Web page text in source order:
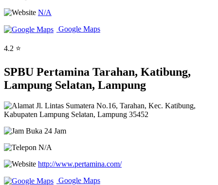
N/A
Google Maps
4.2 ⭐
SPBU Pertamina Tarahan, Katibung,
Lampung Selatan, Lampung
Jl. Lintas Sumatera No.16, Tarahan, Kec. Katibung,
Kabupaten Lampung Selatan, Lampung 35452
Buka 24 Jam
N/A
http://www.pertamina.com/
Google Maps